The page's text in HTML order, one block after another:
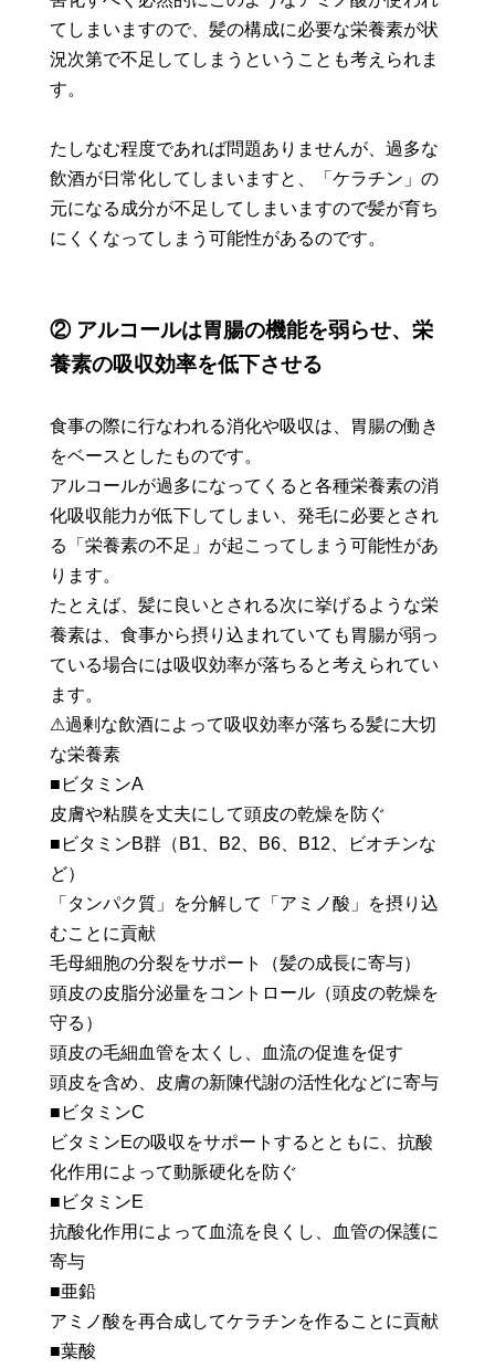
てしまいますので、髪の構成に必要な栄養素が状
況次第で不足してしまうということも考えられま
す。
たしなむ程度であれば問題ありませんが、過多な
飲酒が日常化してしまいますと、「ケラチン」の
元になる成分が不足してしまいますので髪が育ち
にくくなってしまう可能性があるのです。
② アルコールは胃腸の機能を弱らせ、栄
養素の吸収効率を低下させる
食事の際に行なわれる消化や吸収は、胃腸の働き
をベースとしたものです。
アルコールが過多になってくると各種栄養素の消
化吸収能力が低下してしまい、発毛に必要とされ
る「栄養素の不足」が起こってしまう可能性があ
ります。
たとえば、髪に良いとされる次に挙げるような栄
養素は、食事から摂り込まれていても胃腸が弱っ
ている場合には吸収効率が落ちると考えられてい
ます。
⚠過剰な飲酒によって吸収効率が落ちる髪に大切
な栄養素
■ビタミンA
皮膚や粘膜を丈夫にして頭皮の乾燥を防ぐ
■ビタミンB群（B1、B2、B6、B12、ビオチンな
ど）
「タンパク質」を分解して「アミノ酸」を摂り込
むことに貢献
毛母細胞の分裂をサポート（髪の成長に寄与）
頭皮の皮脂分泌量をコントロール（頭皮の乾燥を
守る）
頭皮の毛細血管を太くし、血流の促進を促す
頭皮を含め、皮膚の新陳代謝の活性化などに寄与
■ビタミンC
ビタミンEの吸収をサポートするとともに、抗酸
化作用によって動脈硬化を防ぐ
■ビタミンE
抗酸化作用によって血流を良くし、血管の保護に
寄与
■亜鉛
アミノ酸を再合成してケラチンを作ることに貢献
■葉酸